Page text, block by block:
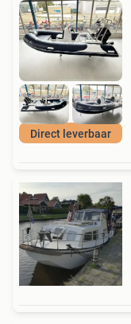
Direct leverbaar